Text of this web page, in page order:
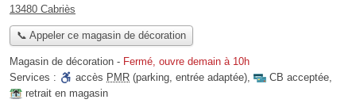
13480 Cabriès
📞 Appeler ce magasin de décoration
Magasin de décoration - Fermé, ouvre demain à 10h
Services :
accès PMR (parking, entrée adaptée), CB acceptée,
retrait en magasin